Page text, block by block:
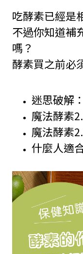
吃酵素已經是
不過你知道補
嗎？
酵素買之前必
迷思破解
魔法酵素
魔法酵素
什麼人適